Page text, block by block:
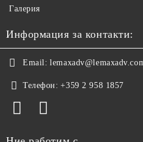
Галерия
Информация за контакти:
Email:
Телефон: +359 2 958 1857